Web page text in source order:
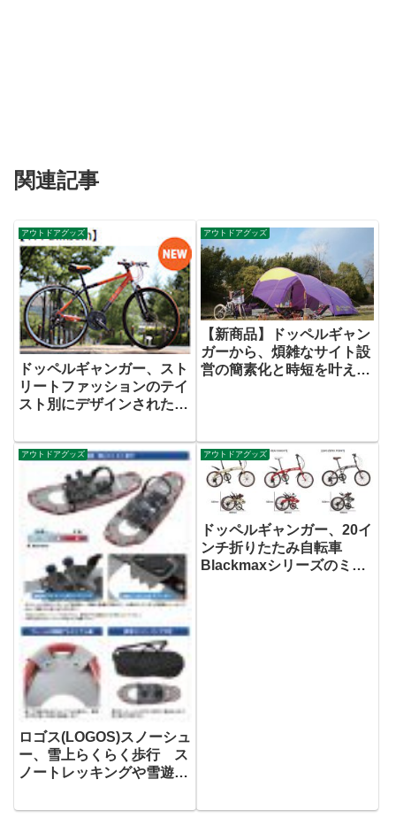
関連記事
アウトドアグッズ
ドッペルギャンガー、スト
リートファッションのテイ
スト別にデザインされた、
アウトドアグッズ
【新商品】ドッペルギャン
ガーから、煩雑なサイト設
営の簡素化と時短を叶える
アウトドアグッズ
ロゴス(LOGOS)スノーシュ
ー、雪上らくらく歩行 ス
ノートレッキングや雪遊び
アウトドアグッズ
ドッペルギャンガー、20イ
ンチ折りたたみ自転車
Blackmaxシリーズのミリ